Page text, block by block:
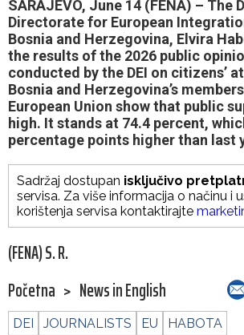
SARAJEVO, June 14 (FENA) – The
Directorate for European
Bosnia and Herzegovina, Elvira
the results of the 2026 public
conducted by the DEI on citizens’
Bosnia and Herzegovina’s
European Union show that public
high. It stands at 74.4 percent,
percentage points higher than last
Sadržaj dostupan isključivo
servisa. Za više informacija o načinu i
korištenja servisa kontaktirajte
(FENA) S. R.
Početna > News in English
DEI JOURNALISTS EU HABOTA